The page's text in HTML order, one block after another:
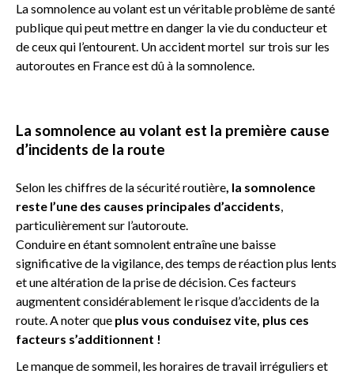
La somnolence au volant est un véritable problème de santé
publique qui peut mettre en danger la vie du conducteur et
de ceux qui l’entourent. Un accident mortel sur trois sur les
autoroutes en France est dû à la somnolence.
La somnolence au volant est la première cause
d’incidents de la route
Selon les chiffres de la sécurité routière, la somnolence
reste l’une des causes principales d’accidents,
particulièrement sur l’autoroute.
Conduire en étant somnolent entraîne une baisse
significative de la vigilance, des temps de réaction plus lents
et une altération de la prise de décision. Ces facteurs
augmentent considérablement le risque d’accidents de la
route. A noter que plus vous conduisez vite, plus ces
facteurs s’additionnent !
Le manque de sommeil, les horaires de travail irréguliers et